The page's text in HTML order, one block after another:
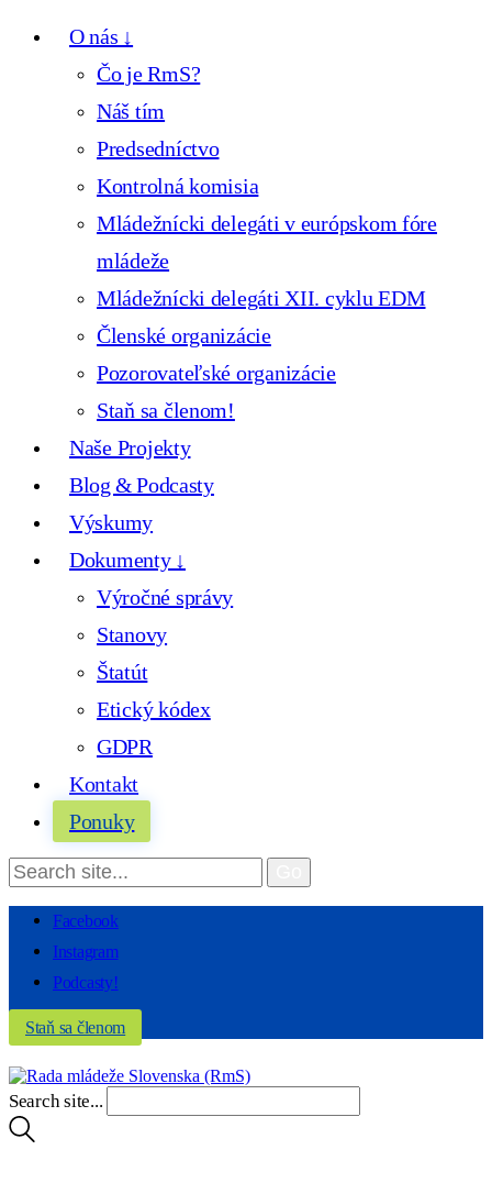
O nás ↓
Čo je RmS?
Náš tím
Predsedníctvo
Kontrolná komisia
Mládežnícki delegáti v európskom fóre
mládeže
Mládežnícki delegáti XII. cyklu EDM
Členské organizácie
Pozorovateľské organizácie
Staň sa členom!
Naše Projekty
Blog & Podcasty
Výskumy
Dokumenty ↓
Výročné správy
Stanovy
Štatút
Etický kódex
GDPR
Kontakt
Ponuky
Facebook
Instagram
Podcasty!
Staň sa členom
Searchsite...